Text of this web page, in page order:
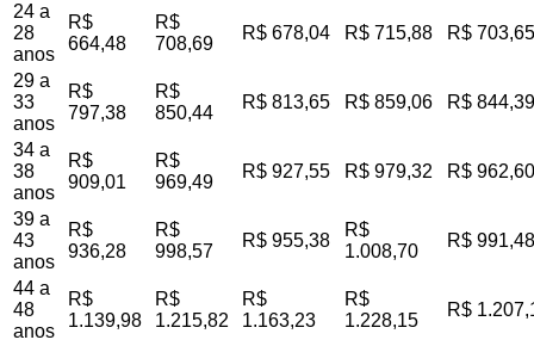
24 a
28
anos
R$
664,48
R$
708,69
R$ 678,04 R$ 715,88 R$ 703,65
29 a
33
anos
R$
797,38
R$
850,44
R$ 813,65 R$ 859,06 R$ 844,39
34 a
38
anos
R$
909,01
R$
969,49
R$ 927,55 R$ 979,32 R$ 962,60
39 a
43
anos
R$
936,28
R$
998,57
R$ 955,38
R$
1.008,70
R$ 991,48
44 a
48
anos
R$
1.139,98
R$
1.215,82
R$
1.163,23
R$
1.228,15
R$